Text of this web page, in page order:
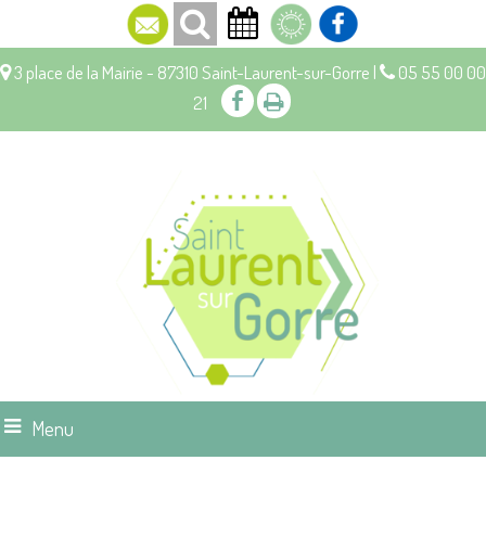
3 place de la Mairie - 87310 Saint-Laurent-sur-Gorre |
05 55 00 00
21
Menu